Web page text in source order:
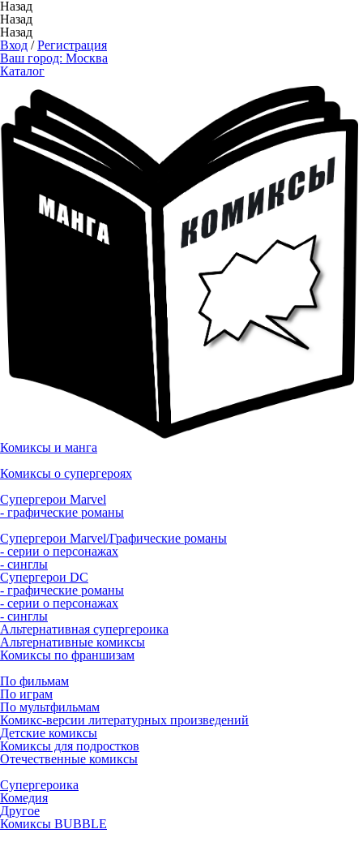
Назад
Назад
Назад
Вход /Регистрация
Ваш город: Москва
Каталог
Комиксы и манга
Комиксы о супергероях
Супергерои Marvel
- графические романы
Супергерои Marvel/Графические романы
- серии о персонажах
- синглы
Супергерои DC
- графические романы
- серии о персонажах
- синглы
Альтернативная супергероика
Альтернативные комиксы
Комиксы по франшизам
По фильмам
По играм
По мультфильмам
Комикс-версии литературных произведений
Детские комиксы
Комиксы для подростков
Отечественные комиксы
Супергероика
Комедия
Другое
Комиксы BUBBLE